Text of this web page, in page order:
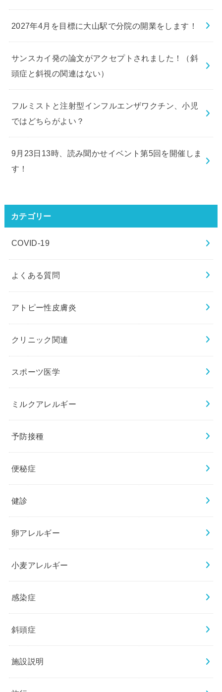
2027年4月を目標に大山駅で分院の開業をします！
サンスカイ発の論文がアクセプトされました！（斜
頭症と斜視の関連はない）
フルミストと注射型インフルエンザワクチン、小児
ではどちらがよい？
9月23日13時、読み聞かせイベント第5回を開催しま
す！
カテゴリー
COVID-19
よくある質問
アトピー性皮膚炎
クリニック関連
スポーツ医学
ミルクアレルギー
予防接種
便秘症
健診
卵アレルギー
小麦アレルギー
感染症
斜頭症
施設説明